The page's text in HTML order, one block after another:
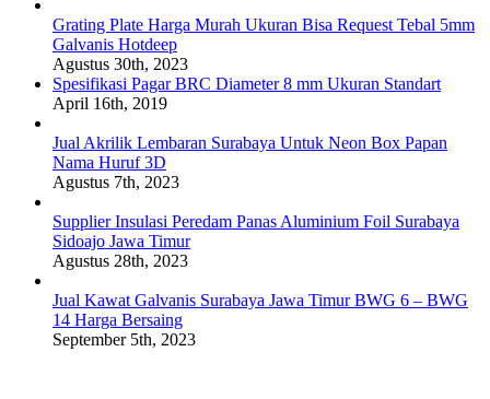
Grating Plate Harga Murah Ukuran Bisa Request Tebal 5mm
Galvanis Hotdeep
Agustus 30th, 2023
Spesifikasi Pagar BRC Diameter 8 mm Ukuran Standart
April 16th, 2019
Jual Akrilik Lembaran Surabaya Untuk Neon Box Papan
Nama Huruf 3D
Agustus 7th, 2023
Supplier Insulasi Peredam Panas Aluminium Foil Surabaya
Sidoajo Jawa Timur
Agustus 28th, 2023
Jual Kawat Galvanis Surabaya Jawa Timur BWG 6 – BWG
14 Harga Bersaing
September 5th, 2023